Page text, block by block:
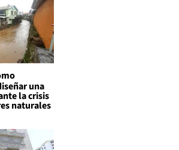
una
la crisis
naturales